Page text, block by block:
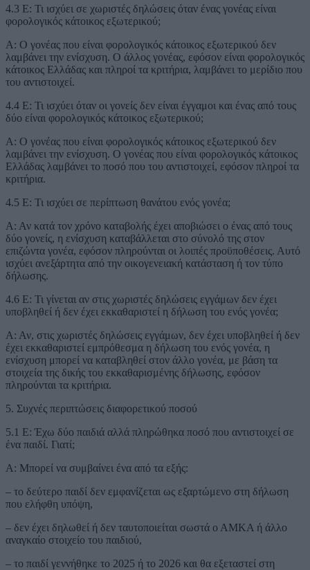
4.3 Ε: Τι ισχύει σε χωριστές δηλώσεις όταν ένας γονέας είναι
φορολογικός κάτοικος εξωτερικού;
Α: Ο γονέας που είναι φορολογικός κάτοικος εξωτερικού δεν
λαμβάνει την ενίσχυση. Ο άλλος γονέας, εφόσον είναι φορολογικός
κάτοικος Ελλάδας και πληροί τα κριτήρια, λαμβάνει το μερίδιο που
του αντιστοιχεί.
4.4 Ε: Τι ισχύει όταν οι γονείς δεν είναι έγγαμοι και ένας από τους
δύο είναι φορολογικός κάτοικος εξωτερικού;
Α: Ο γονέας που είναι φορολογικός κάτοικος εξωτερικού δεν
λαμβάνει την ενίσχυση. Ο γονέας που είναι φορολογικός κάτοικος
Ελλάδας λαμβάνει το ποσό που του αντιστοιχεί, εφόσον πληροί τα
κριτήρια.
4.5 Ε: Τι ισχύει σε περίπτωση θανάτου ενός γονέα;
Α: Αν κατά τον χρόνο καταβολής έχει αποβιώσει ο ένας από τους
δύο γονείς, η ενίσχυση καταβάλλεται στο σύνολό της στον
επιζώντα γονέα, εφόσον πληρούνται οι λοιπές προϋποθέσεις. Αυτό
ισχύει ανεξάρτητα από την οικογενειακή κατάσταση ή τον τύπο
δήλωσης.
4.6 Ε: Τι γίνεται αν στις χωριστές δηλώσεις εγγάμων δεν έχει
υποβληθεί ή δεν έχει εκκαθαριστεί η δήλωση του ενός γονέα;
Α: Αν, στις χωριστές δηλώσεις εγγάμων, δεν έχει υποβληθεί ή δεν
έχει εκκαθαριστεί εμπρόθεσμα η δήλωση του ενός γονέα, η
ενίσχυση μπορεί να καταβληθεί στον άλλο γονέα, με βάση τα
στοιχεία της δικής του εκκαθαρισμένης δήλωσης, εφόσον
πληρούνται τα κριτήρια.
5. Συχνές περιπτώσεις διαφορετικού ποσού
5.1 Ε: Έχω δύο παιδιά αλλά πληρώθηκα ποσό που αντιστοιχεί σε
ένα παιδί. Γιατί;
Α: Μπορεί να συμβαίνει ένα από τα εξής:
– το δεύτερο παιδί δεν εμφανίζεται ως εξαρτώμενο στη δήλωση
που ελήφθη υπόψη,
– δεν έχει δηλωθεί ή δεν ταυτοποιείται σωστά ο ΑΜΚΑ ή άλλο
αναγκαίο στοιχείο του παιδιού,
– το παιδί γεννήθηκε το 2025 ή το 2026 και θα εξεταστεί στη